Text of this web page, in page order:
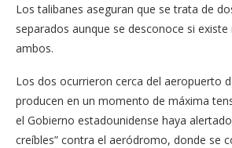
Los talibanes aseguran que se trata de
separados aunque se desconoce si
ambos.
Los dos ocurrieron cerca del aeropuerto
producen en un momento de máxima
el Gobierno estadounidense haya
creíbles” contra el aeródromo, donde se